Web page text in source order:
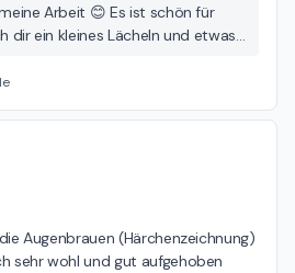
Arbeit 😊 Es ist schön für
dir ein kleines Lächeln und etwas
Liebe Grüße Nicole
Augenbrauen (Härchenzeichnung)
sehr wohl und gut aufgehoben